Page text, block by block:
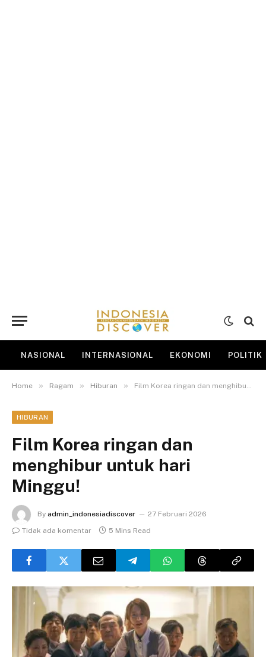
NASIONAL INTERNASIONAL EKONOMI POLITIK
Home » Ragam » Hiburan » Film Korea ringan dan menghibur untuk hari Minggu!
HIBURAN
Film Korea ringan dan
menghibur untuk hari
Minggu!
By admin_indonesiadiscover
27 Februari 2026
Tidak ada komentar
5 Mins Read